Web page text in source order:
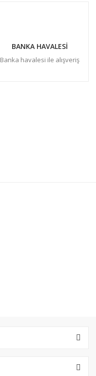
BANKA HAVALESİ
Banka havalesi ile alışveriş